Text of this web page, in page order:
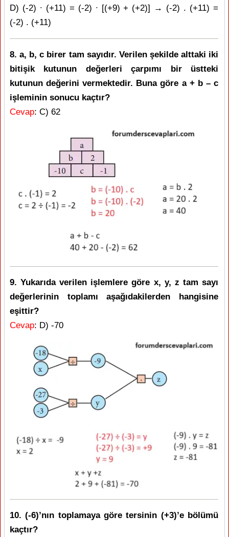
D) (-2) ∙ (+11) = (-2) ∙ [(+9) + (+2)] → (-2) . (+11) =
(-2) . (+11)
8. a, b, c birer tam sayıdır. Verilen şekilde alttaki iki
bitişik kutunun değerleri çarpımı bir üstteki
kutunun değerini vermektedir. Buna göre a + b – c
işleminin sonucu kaçtır?
Cevap: C) 62
9. Yukarıda verilen işlemlere göre x, y, z tam sayı
değerlerinin toplamı aşağıdakilerden hangisine
eşittir?
Cevap: D) -70
10. (-6)’nın toplamaya göre tersinin (+3)’e bölümü
kaçtır?